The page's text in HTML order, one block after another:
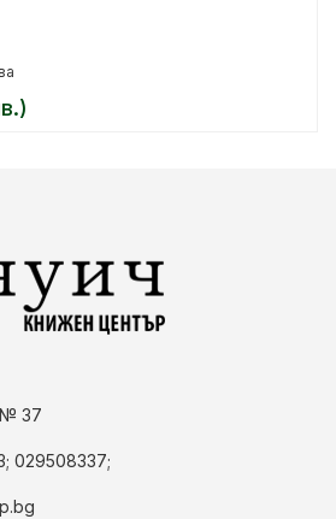
№ 37
029508337;